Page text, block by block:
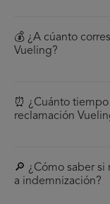
💰 ¿A cúanto
Vueling?
⏰ ¿Cuánto
reclamación
🔎 ¿Cómo saber
a indemnización?